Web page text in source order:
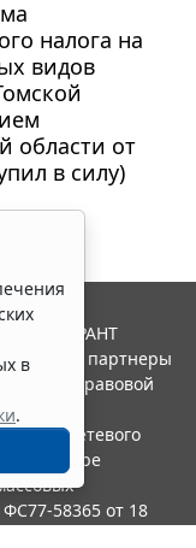
налога на
видов
области от
в силу)
в
.
ГАРАНТ
и ее партнеры
правовой
сетевого
в сфере
58365 от 18